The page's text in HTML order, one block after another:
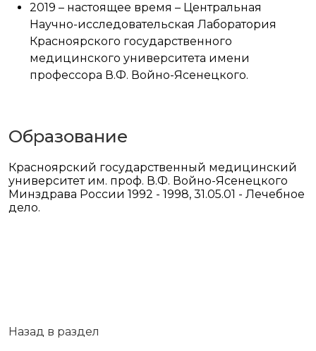
2019 – настоящее время – Центральная
Научно-исследовательская Лаборатория
Красноярского государственного
медицинского университета имени
профессора В.Ф. Войно-Ясенецкого.
Образование
Красноярский государственный медицинский
университет им. проф. В.Ф. Войно-Ясенецкого
Минздрава России 1992 - 1998, 31.05.01 - Лечебное
дело.
Назад в раздел